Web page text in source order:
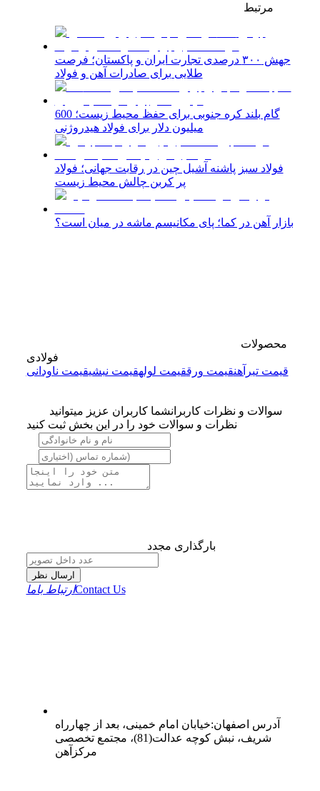
مرتبط
جهش ۳۰۰ درصدی تجارت ایران و پاکستان؛ فرصت
طلایی برای صادرات آهن و فولاد
گام بلند کره جنوبی برای حفظ محیط زیست؛ 600
میلیون دلار برای فولاد هیدروژنی
فولاد سبز پاشنه آشیل چین در رقابت جهانی؛ فولاد
پر کربن چالش محیط زیست
بازار آهن در کما؛ پای مکانیسم ماشه در میان است؟
محصولات
فولادی
قیمت تیرآهنقیمت ورققیمت لولهقیمت نبشیقیمت ناودانی
سوالات و نظرات کاربرانشما کاربران عزیز میتوانید
نظرات و سوالات خود را در این بخش ثبت کنید
بارگذاری مجدد
ارسال نظر
ارتباط باماContact Us
آدرس اصفهان:خیابان امام خمینی، بعد از چهارراه
شریف، نبش کوچه عدالت(81)، مجتمع تخصصی
مرکزآهن